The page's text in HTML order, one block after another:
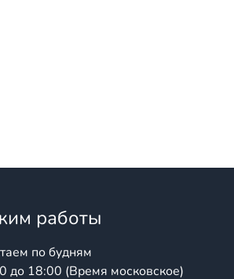
работы
по будням
до 18:00 (Время московское)